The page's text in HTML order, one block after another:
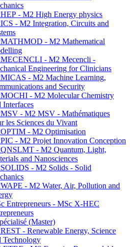
- M2 High Energy physics
- M2 Integration, Circuits and
- M2 Mathematical
- M2 Mecencli -
Engineering for Clinicians
- M2 Machine Learning,
and Security
- M2 Molecular Chemistry
Interfaces
- M2 MSV - Mathématiques
les Sciences du Vivant
- M2 Optimisation
- M2 Projet Innovation Conception
- M2 Quantum, Light,
and Nanosciences
- M2 Solids - Solid
- M2 Water, Air, Pollution and
Entrepreneurs - MSc X-HEC
(Master)
- Renewable Energy, Science
Technology